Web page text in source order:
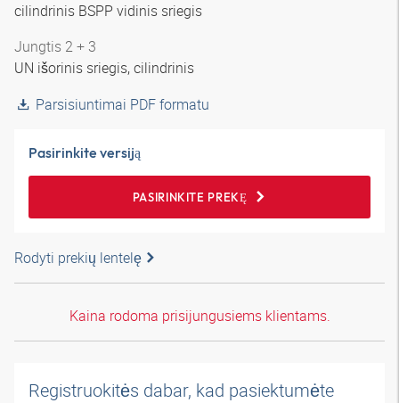
cilindrinis BSPP vidinis sriegis
Jungtis 2 + 3
UN išorinis sriegis, cilindrinis
Parsisiuntimai PDF formatu
Pasirinkite versiją
PASIRINKITE PREKĘ
Rodyti prekių lentelę
Kaina rodoma prisijungusiems klientams.
Registruokitės dabar, kad pasiektumėte